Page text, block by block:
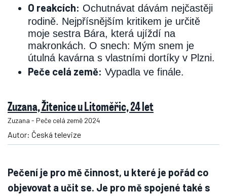
O reakcích: Ochutnávat dávám nejčastěji
rodině. Nejpřísnějším kritikem je určitě
moje sestra Bára, která ujíždí na
makronkách. O snech: Mým snem je
útulná kavárna s vlastními dortíky v Plzni.
Peče celá země: Vypadla ve finále.
Zuzana, Žitenice u Litoměřic, 24 let
Zuzana - Peče celá země 2024
Autor: Česká televize
Pečení je pro mě činnost, u které je pořád co
objevovat a učit se. Je pro mě spojené také s